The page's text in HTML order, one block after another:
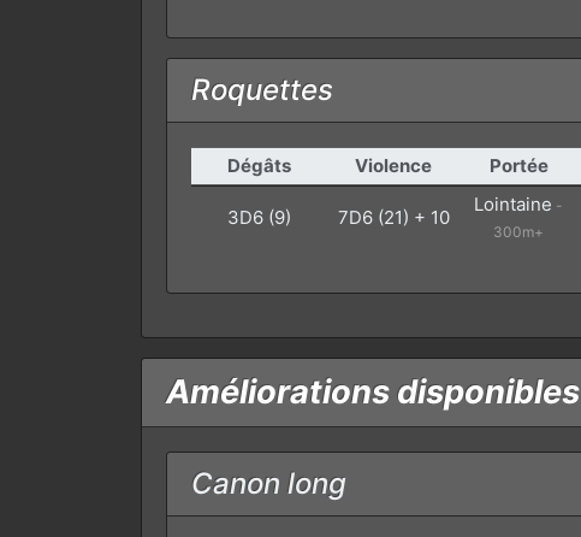
Roquettes
Dégâts Violence Portée
3D6 (9) 7D6 (21) + 10
Lointaine -
300m+
Améliorations disponibles
Canon long